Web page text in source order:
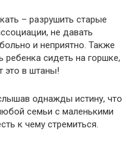
– разрушить старые
не давать
и неприятно. Также
ребенка сидеть на горшке,
это в штаны!
однажды истину, что
семьи с маленькими
к чему стремиться.